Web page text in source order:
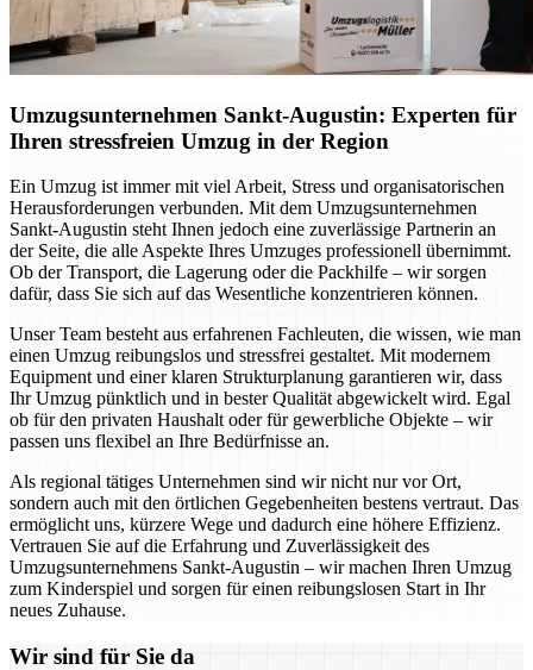
Umzugsunternehmen Sankt-Augustin: Experten für
Ihren stressfreien Umzug in der Region
Ein Umzug ist immer mit viel Arbeit, Stress und organisatorischen
Herausforderungen verbunden. Mit dem Umzugsunternehmen
Sankt-Augustin steht Ihnen jedoch eine zuverlässige Partnerin an
der Seite, die alle Aspekte Ihres Umzuges professionell übernimmt.
Ob der Transport, die Lagerung oder die Packhilfe – wir sorgen
dafür, dass Sie sich auf das Wesentliche konzentrieren können.
Unser Team besteht aus erfahrenen Fachleuten, die wissen, wie man
einen Umzug reibungslos und stressfrei gestaltet. Mit modernem
Equipment und einer klaren Strukturplanung garantieren wir, dass
Ihr Umzug pünktlich und in bester Qualität abgewickelt wird. Egal
ob für den privaten Haushalt oder für gewerbliche Objekte – wir
passen uns flexibel an Ihre Bedürfnisse an.
Als regional tätiges Unternehmen sind wir nicht nur vor Ort,
sondern auch mit den örtlichen Gegebenheiten bestens vertraut. Das
ermöglicht uns, kürzere Wege und dadurch eine höhere Effizienz.
Vertrauen Sie auf die Erfahrung und Zuverlässigkeit des
Umzugsunternehmens Sankt-Augustin – wir machen Ihren Umzug
zum Kinderspiel und sorgen für einen reibungslosen Start in Ihr
neues Zuhause.
Wir sind für Sie da